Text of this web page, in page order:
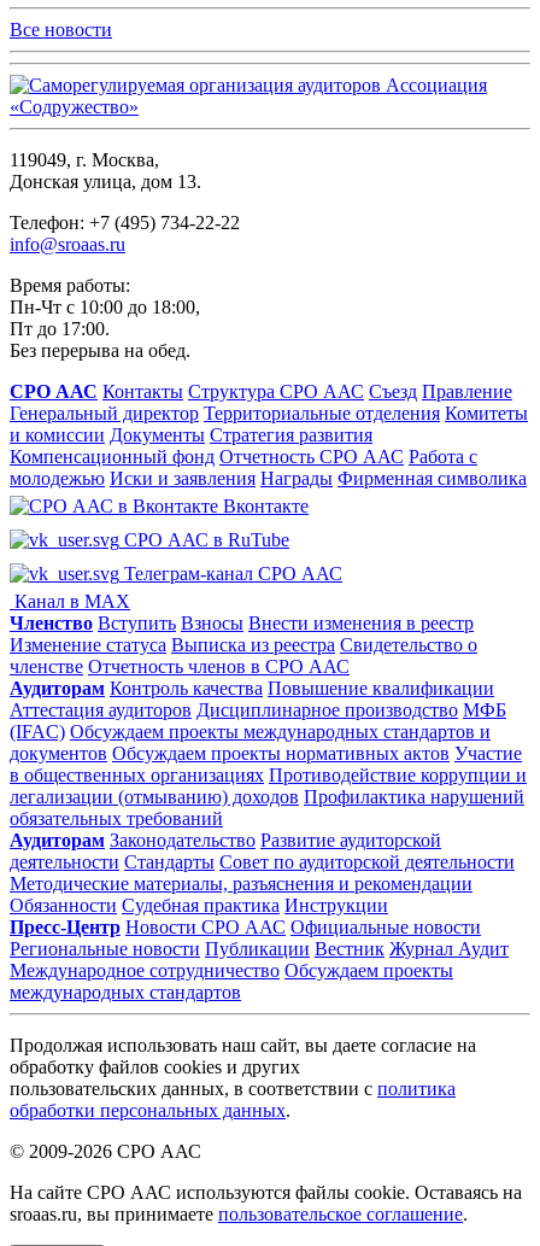
Все новости
119049, г. Москва,
Донская улица, дом 13.
Телефон: +7 (495) 734-22-22
info@sroaas.ru
Время работы:
Пн-Чт с 10:00 до 18:00,
Пт до 17:00.
Без перерыва на обед.
СРО ААС Контакты Структура СРО ААС Съезд Правление
Генеральный директор Территориальные отделения Комитеты
и комиссии Документы Стратегия развития
Компенсационный фонд Отчетность СРО ААС Работа с
молодежью Иски и заявления Награды Фирменная символика
Вконтакте
СРО ААС в RuTube
Телеграм-канал СРО ААС
Канал в MAX
Членство Вступить Взносы Внести изменения в реестр
Изменение статуса Выписка из реестра Свидетельство о
членстве Отчетность членов в СРО ААС
Аудиторам Контроль качества Повышение квалификации
Аттестация аудиторов Дисциплинарное производство МФБ
(IFAC) Обсуждаем проекты международных стандартов и
документов Обсуждаем проекты нормативных актов Участие
в общественных организациях Противодействие коррупции и
легализации (отмыванию) доходов Профилактика нарушений
обязательных требований
Аудиторам Законодательство Развитие аудиторской
деятельности Стандарты Совет по аудиторской деятельности
Методические материалы, разъяснения и рекомендации
Обязанности Судебная практика Инструкции
Пресс-Центр Новости СРО ААС Официальные новости
Региональные новости Публикации Вестник Журнал Аудит
Международное сотрудничество Обсуждаем проекты
международных стандартов
Продолжая использовать наш сайт, вы даете согласие на
обработку файлов cookies и других
пользовательских данных, в соответствии с политика
обработки персональных данных.
© 2009-2026 СРО ААС
На сайте СРО ААС используются файлы cookie. Оставаясь на
sroaas.ru, вы принимаете пользовательское соглашение.